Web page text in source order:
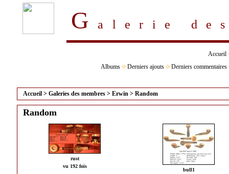
Galerie
Accueil
Albums
Derniers ajouts Derniers commentaires
Accueil > Galeries des membres > Erwin > Random
Random
rust
vu 192 fois
bull1